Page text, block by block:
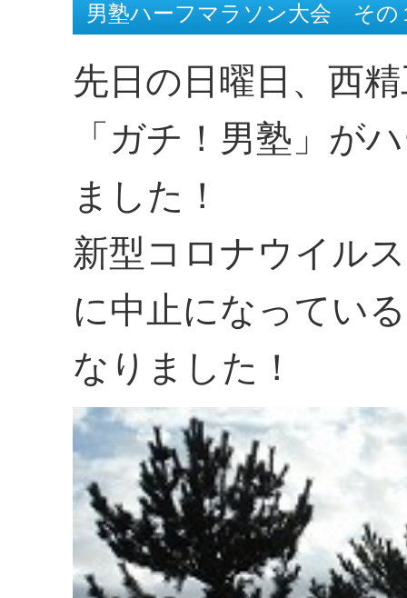
男塾ハーフマラソン大会 その
先日の日曜日、西
「ガチ！男塾」が
ました！
新型コロナウイル
に中止になってい
なりました！